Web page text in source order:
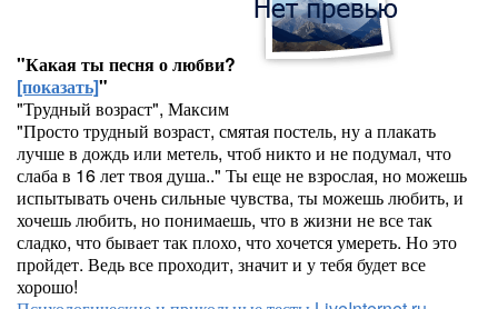
"Какая ты песня о любви?
[показать]"
"Трудный возраст", Максим
"Просто трудный возраст, смятая постель, ну а плакать
лучше в дождь или метель, чтоб никто и не подумал, что
слаба в 16 лет твоя душа.." Ты еще не взрослая, но можешь
испытывать очень сильные чувства, ты можешь любить, и
хочешь любить, но понимаешь, что в жизни не все так
сладко, что бывает так плохо, что хочется умереть. Но это
пройдет. Ведь все проходит, значит и у тебя будет все
хорошо!